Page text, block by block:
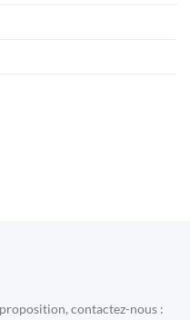
contactez-nous :